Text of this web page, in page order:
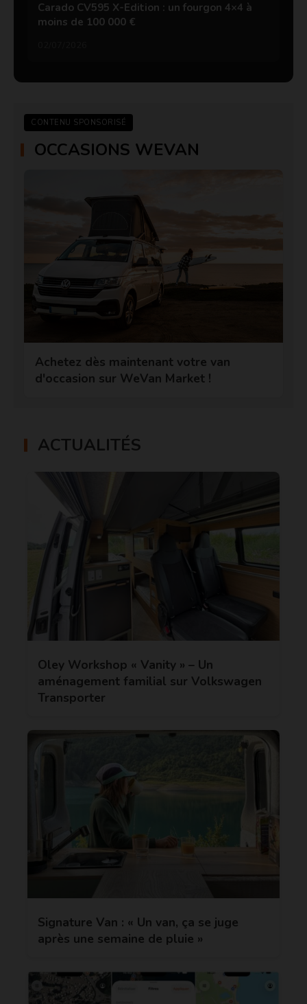
Carado CV595 X-Edition : un fourgon 4×4 à
moins de 100 000 €
CONTENU SPONSORISÉ
OCCASIONS WEVAN
Achetez dès maintenant votre van
d'occasion sur WeVan Market !
ACTUALITÉS
Oley Workshop « Vanity » – Un
aménagement familial sur Volkswagen
Transporter
Signature Van : « Un van, ça se juge
après une semaine de pluie »